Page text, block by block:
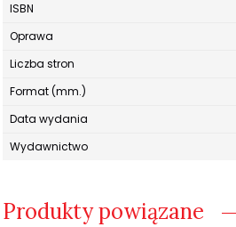
ISBN
Oprawa
Liczba stron
Format (mm.)
Data wydania
Wydawnictwo
Produkty powiązane